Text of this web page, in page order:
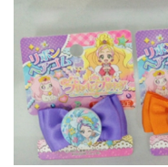
カプセルトイ
販促用空カプセル
レンタル
景品・玩具・文具